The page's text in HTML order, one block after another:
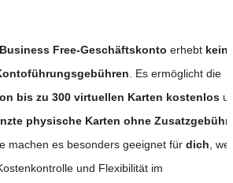
Free-Geschäftskonto erhebt
. Es ermöglicht die
bis zu 300 virtuellen Karten kostenlos
physische Karten ohne Zusatzgebühr
machen es besonders geeignet für dich ,
und Flexibilität im